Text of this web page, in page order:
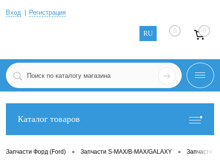
Вход Регистрация
RU 0 0
Каталог товаров
Запчасти Форд (Ford) • Запчасти S-MAX/B-MAX/GALAXY • Запчасти